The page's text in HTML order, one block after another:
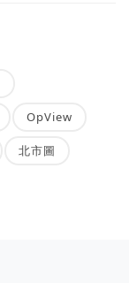
OpView
北市圖